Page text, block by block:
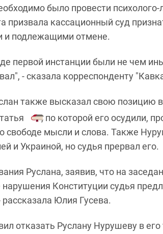
было провести психолого-
призвала кассационный суд
и подлежащими отмене.
первой инстанции были не чем
- сказала корреспонденту
также высказал свою позицию
, по которой его осудили,
о свободе мысли и слова. Также
и Украиной, но судья прервал его.
Руслана, заявив, что на
Конституции судья
Юлия Гусева.
отказать Руслану Нурушеву в